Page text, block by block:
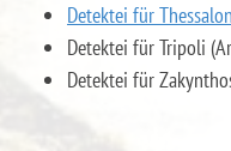
Detektei für
Detektei für Tripoli
Detektei für